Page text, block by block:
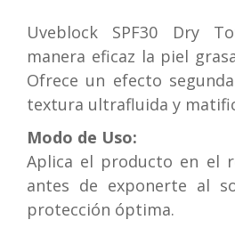
Uveblock SPF30 Dry
manera eficaz la piel
Ofrece un efecto
textura ultrafluida y
Modo de Uso:
Aplica el producto en el
antes de exponerte al
protección óptima.